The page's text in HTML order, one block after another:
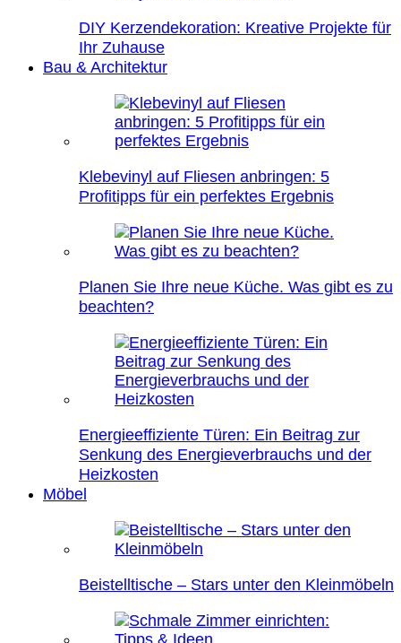
DIY Kerzendekoration: Kreative Projekte für
Ihr Zuhause
Bau & Architektur
Klebevinyl auf Fliesen anbringen: 5
Profitipps für ein perfektes Ergebnis
Planen Sie Ihre neue Küche. Was gibt es zu
beachten?
Energieeffiziente Türen: Ein Beitrag zur
Senkung des Energieverbrauchs und der
Heizkosten
Möbel
Beistelltische – Stars unter den Kleinmöbeln